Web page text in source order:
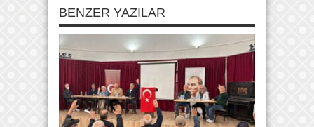
BENZER YAZILAR